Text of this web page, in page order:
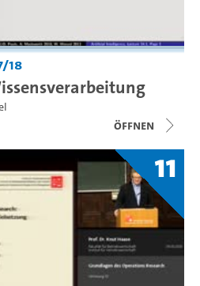
18
Öffnen
11